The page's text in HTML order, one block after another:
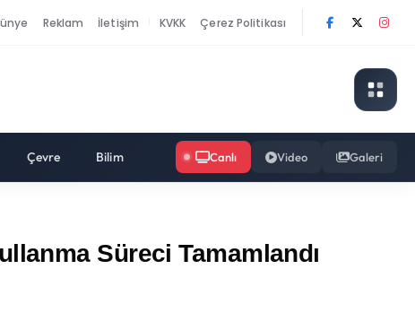
Reklam İletişim KVKK Çerez Politikası
Çevre Bilim Canlı Video Galeri
Süreci Tamamlandı